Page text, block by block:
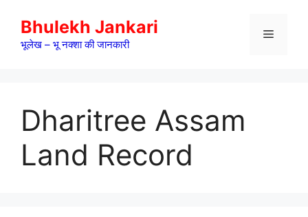
content
Bhulekh Jankari
भूलेख – भू नक्शा की जानकारी
Menu
Dharitree Assam
Land Record